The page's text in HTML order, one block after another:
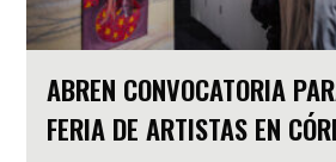
ABREN CONVOCATORIA
FERIA DE ARTISTAS EN